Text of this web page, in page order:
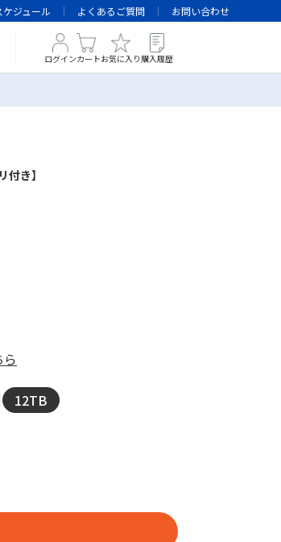
ケジュール よくあるご質問 お問い合わせ
ログインカートお気に入り 購入履歴
き】
ら
12TB